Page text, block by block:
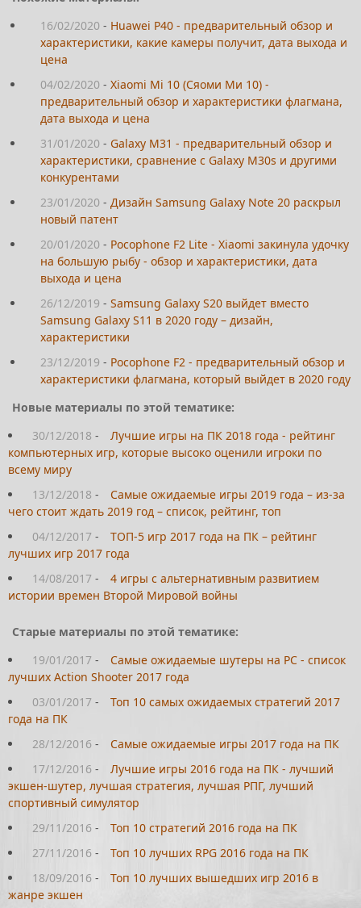
16/02/2020 - Huawei P40 - предварительный обзор и
характеристики, какие камеры получит, дата выхода и
цена
04/02/2020 - Xiaomi Mi 10 (Сяоми Ми 10) -
предварительный обзор и характеристики флагмана,
дата выхода и цена
31/01/2020 - Galaxy M31 - предварительный обзор и
характеристики, сравнение с Galaxy M30s и другими
конкурентами
23/01/2020 - Дизайн Samsung Galaxy Note 20 раскрыл
новый патент
20/01/2020 - Pocophone F2 Lite - Xiaomi закинула удочку
на большую рыбу - обзор и характеристики, дата
выхода и цена
26/12/2019 - Samsung Galaxy S20 выйдет вместо
Samsung Galaxy S11 в 2020 году – дизайн,
характеристики
23/12/2019 - Pocophone F2 - предварительный обзор и
характеристики флагмана, который выйдет в 2020 году
Новые материалы по этой тематике:
30/12/2018 -
Лучшие игры на ПК 2018 года - рейтинг
компьютерных игр, которые высоко оценили игроки по
всему миру
13/12/2018 -
Самые ожидаемые игры 2019 года – из-за
чего стоит ждать 2019 год – список, рейтинг, топ
04/12/2017 -
ТОП-5 игр 2017 года на ПК – рейтинг
лучших игр 2017 года
14/08/2017 -
4 игры с альтернативным развитием
истории времен Второй Мировой войны
Старые материалы по этой тематике:
19/01/2017 -
Самые ожидаемые шутеры на PC - список
лучших Action Shooter 2017 года
03/01/2017 -
Топ 10 самых ожидаемых стратегий 2017
года на ПК
28/12/2016 -
Самые ожидаемые игры 2017 года на ПК
17/12/2016 -
Лучшие игры 2016 года на ПК - лучший
экшен-шутер, лучшая стратегия, лучшая РПГ, лучший
спортивный симулятор
29/11/2016 -
Топ 10 стратегий 2016 года на ПК
27/11/2016 -
Топ 10 лучших RPG 2016 года на ПК
18/09/2016 -
Топ 10 лучших вышедших игр 2016 в
жанре экшен